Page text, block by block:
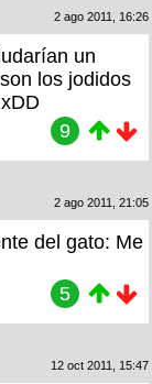
2 ago 2011, 16:26
un
los jodidos
9
2 ago 2011, 21:05
del gato: Me
5
12 oct 2011, 15:47